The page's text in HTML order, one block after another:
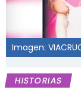
Imagen:
HISTORIAS